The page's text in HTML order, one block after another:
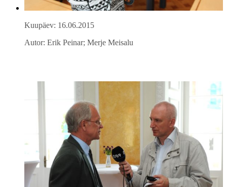
Kuupäev: 16.06.2015
Autor: Erik Peinar; Merje Meisalu